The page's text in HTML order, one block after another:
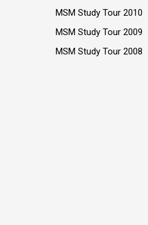
MSM Study Tour 2010
MSM Study Tour 2009
MSM Study Tour 2008